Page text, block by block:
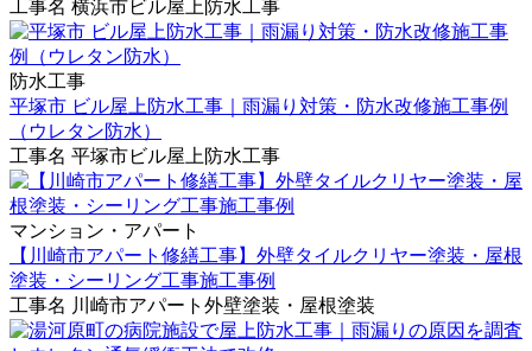
工事名 横浜市ビル屋上防水工事
防水工事
平塚市 ビル屋上防水工事｜雨漏り対策・防水改修施工事例
（ウレタン防水）
工事名 平塚市ビル屋上防水工事
マンション・アパート
【川崎市アパート修繕工事】外壁タイルクリヤー塗装・屋根
塗装・シーリング工事施工事例
工事名 川崎市アパート外壁塗装・屋根塗装